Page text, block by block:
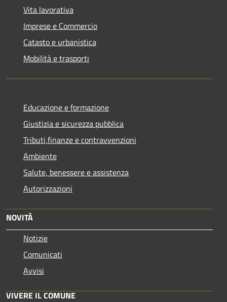
Vita lavorativa
Imprese e Commercio
Catasto e urbanistica
Mobilità e trasporti
Educazione e formazione
Giustizia e sicurezza pubblica
Tributi,finanze e contravvenzioni
Ambiente
Salute, benessere e assistenza
Autorizzazioni
NOVITÀ
Notizie
Comunicati
Avvisi
VIVERE IL COMUNE